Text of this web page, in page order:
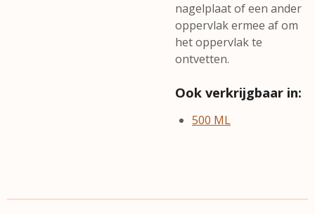
nagelplaat of een ander
oppervlak ermee af om
het oppervlak te
ontvetten.
Ook verkrijgbaar in:
500 ML